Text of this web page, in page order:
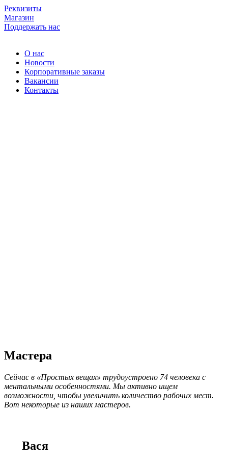
Skip
to
content
Реквизиты
Магазин
Поддержать нас
О нас
Новости
Корпоративные заказы
Вакансии
Контакты
Мастера
Сейчас в «Простых вещах» трудоустроено 74 человека с
ментальными особенностями. Мы активно ищем
возможности, чтобы увеличить количество рабочих мест.
Вот некоторые из наших мастеров.
Вася